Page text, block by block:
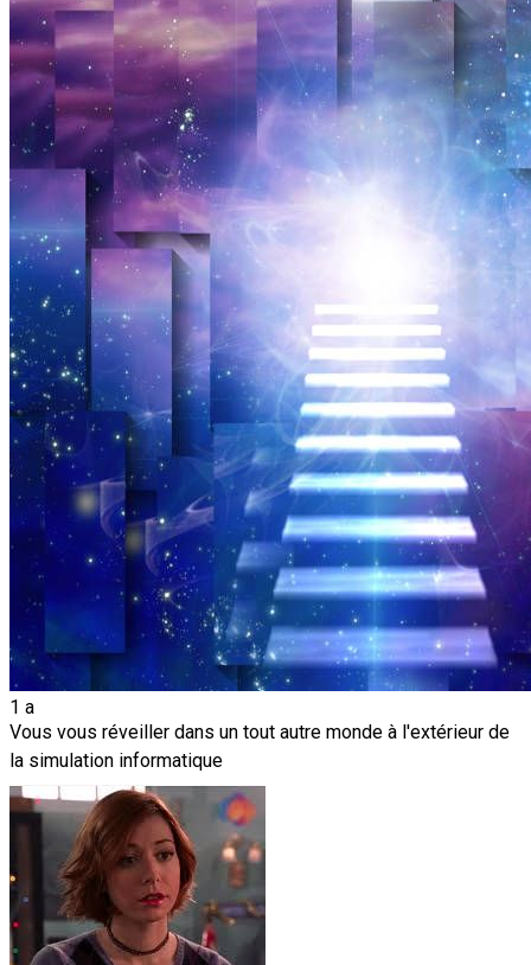
1 a
Vous vous réveiller dans un tout autre monde à l'extérieur de
la simulation informatique